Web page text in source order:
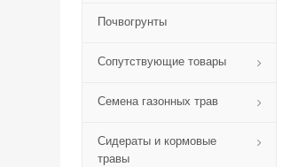
Почвогрунты
Сопутствующие товары
Семена газонных трав
Сидераты и кормовые
травы